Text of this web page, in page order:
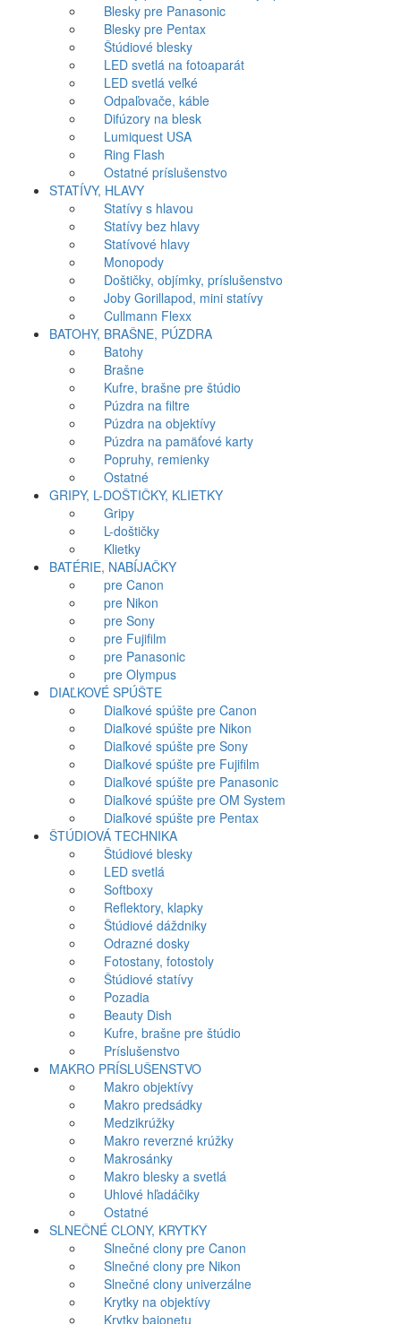
Blesky pre Panasonic
Blesky pre Pentax
Štúdiové blesky
LED svetlá na fotoaparát
LED svetlá veľké
Odpaľovače, káble
Difúzory na blesk
Lumiquest USA
Ring Flash
Ostatné príslušenstvo
STATÍVY, HLAVY
Statívy s hlavou
Statívy bez hlavy
Statívové hlavy
Monopody
Doštičky, objímky, príslušenstvo
Joby Gorillapod, mini statívy
Cullmann Flexx
BATOHY, BRAŠNE, PÚZDRA
Batohy
Brašne
Kufre, brašne pre štúdio
Púzdra na filtre
Púzdra na objektívy
Púzdra na pamäťové karty
Popruhy, remienky
Ostatné
GRIPY, L-DOŠTIČKY, KLIETKY
Gripy
L-doštičky
Klietky
BATÉRIE, NABÍJAČKY
pre Canon
pre Nikon
pre Sony
pre Fujifilm
pre Panasonic
pre Olympus
DIAĽKOVÉ SPÚŠTE
Diaľkové spúšte pre Canon
Diaľkové spúšte pre Nikon
Diaľkové spúšte pre Sony
Diaľkové spúšte pre Fujifilm
Diaľkové spúšte pre Panasonic
Diaľkové spúšte pre OM System
Diaľkové spúšte pre Pentax
ŠTÚDIOVÁ TECHNIKA
Štúdiové blesky
LED svetlá
Softboxy
Reflektory, klapky
Štúdiové dáždniky
Odrazné dosky
Fotostany, fotostoly
Štúdiové statívy
Pozadia
Beauty Dish
Kufre, brašne pre štúdio
Príslušenstvo
MAKRO PRÍSLUŠENSTVO
Makro objektívy
Makro predsádky
Medzikrúžky
Makro reverzné krúžky
Makrosánky
Makro blesky a svetlá
Uhlové hľadáčiky
Ostatné
SLNEČNÉ CLONY, KRYTKY
Slnečné clony pre Canon
Slnečné clony pre Nikon
Slnečné clony univerzálne
Krytky na objektívy
Krytky bajonetu